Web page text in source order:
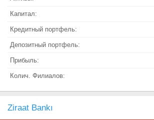
Капитал:
Кредитный портфель:
Депозитный портфель:
Прибыль:
Колич. Филиалов:
Ziraat Bankı